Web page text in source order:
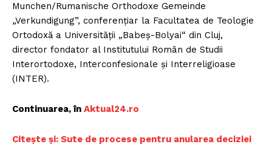
Munchen/Rumanische Orthodoxe Gemeinde
„Verkundigung”, conferențiar la Facultatea de Teologie
Ortodoxă a Universității „Babeș-Bolyai“ din Cluj,
director fondator al Institutului Român de Studii
Interortodoxe, Interconfesionale și Interreligioase
(INTER).
Continuarea, în Aktual24.ro
Citește și: Sute de procese pentru anularea deciziei